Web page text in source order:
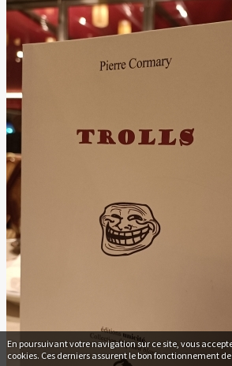
En poursuivant votre navigation sur ce site, vous
cookies. Ces derniers assurent le bon fonctionnement de